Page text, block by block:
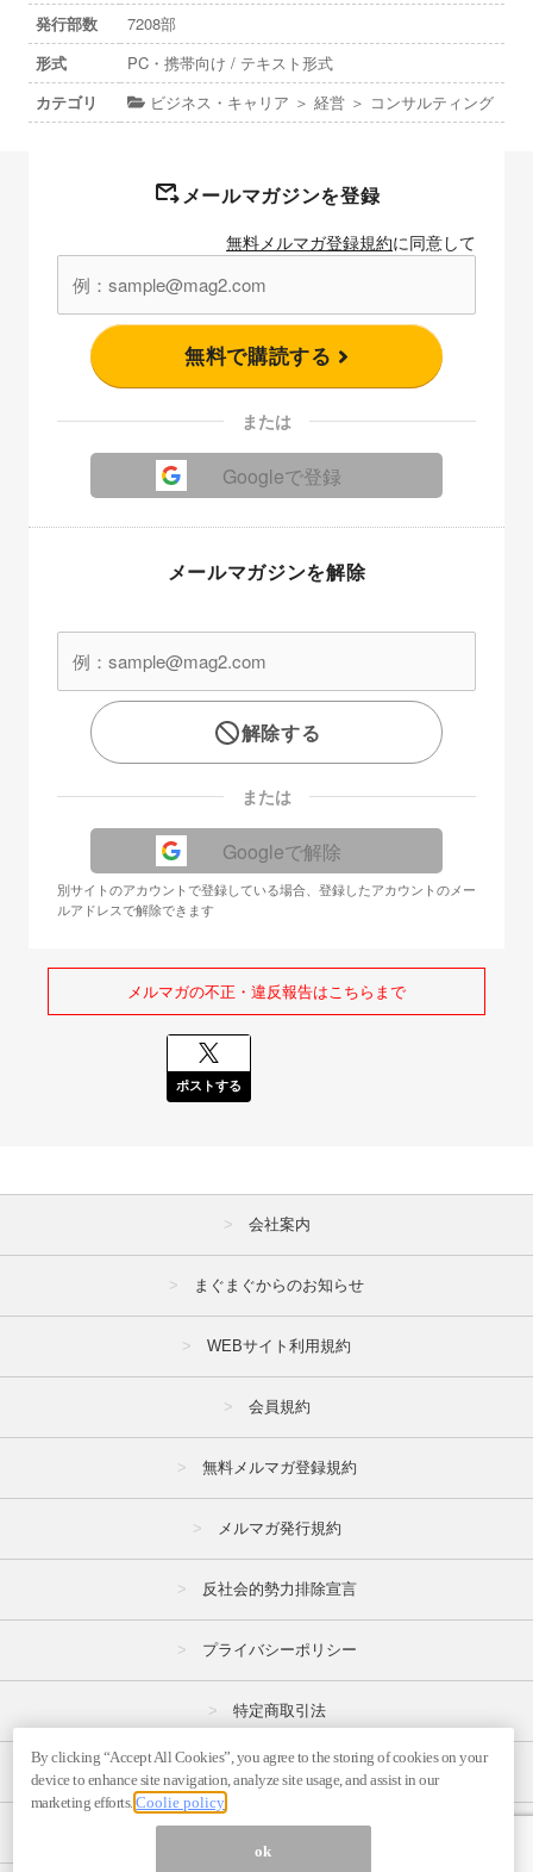
発行部数
7208部
形式
PC・携帯向け / テキスト形式
カテゴリ
ビジネス・キャリア ＞ 経営 ＞ コンサルティング
メールマガジンを登録
無料メルマガ登録規約に同意して
無料で購読する
または
Googleで登録
メールマガジンを解除
解除する
または
Googleで解除
別サイトのアカウントで登録している場合、登録したアカウントのメー
ルアドレスで解除できます
メルマガの不正・違反報告はこちらまで
ポストする
会社案内
まぐまぐからのお知らせ
WEBサイト利用規約
会員規約
無料メルマガ登録規約
メルマガ発行規約
反社会的勢力排除宣言
プライバシーポリシー
特定商取引法
広告掲載はこちら
メルマガの不正・違反報告はこちら
By clicking “Accept All Cookies”, you agree to the storing of cookies on your
device to enhance site navigation, analyze site usage, and assist in our
marketing efforts.Coolie policy
ok